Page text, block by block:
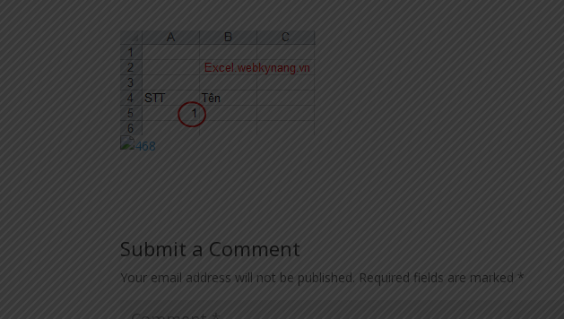
Submit a Comment
Your email address will not be published. Required fields are marked *